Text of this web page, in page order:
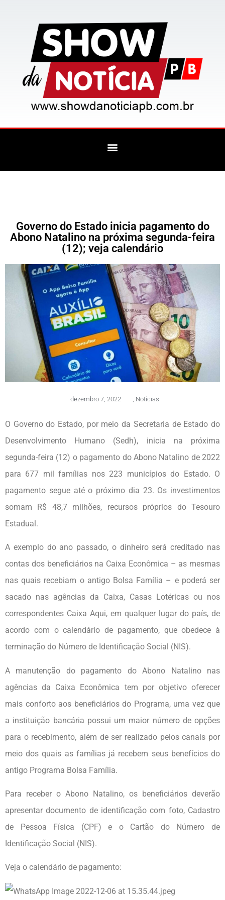
Governo do Estado inicia pagamento do
Abono Natalino na próxima segunda-feira
(12); veja calendário
dezembro 7, 2022 Notícias
O Governo do Estado, por meio da Secretaria de Estado do
Desenvolvimento Humano (Sedh), inicia na próxima
segunda-feira (12) o pagamento do Abono Natalino de 2022
para 677 mil famílias nos 223 municípios do Estado. O
pagamento segue até o próximo dia 23. Os investimentos
somam R$ 48,7 milhões, recursos próprios do Tesouro
Estadual.
A exemplo do ano passado, o dinheiro será creditado nas
contas dos beneficiários na Caixa Econômica – as mesmas
nas quais recebiam o antigo Bolsa Família – e poderá ser
sacado nas agências da Caixa, Casas Lotéricas ou nos
correspondentes Caixa Aqui, em qualquer lugar do país, de
acordo com o calendário de pagamento, que obedece à
terminação do Número de Identificação Social (NIS).
A manutenção do pagamento do Abono Natalino nas
agências da Caixa Econômica tem por objetivo oferecer
mais conforto aos beneficiários do Programa, uma vez que
a instituição bancária possui um maior número de opções
para o recebimento, além de ser realizado pelos canais por
meio dos quais as famílias já recebem seus benefícios do
antigo Programa Bolsa Família.
Para receber o Abono Natalino, os beneficiários deverão
apresentar documento de identificação com foto, Cadastro
de Pessoa Física (CPF) e o Cartão do Número de
Identificação Social (NIS).
Veja o calendário de pagamento: